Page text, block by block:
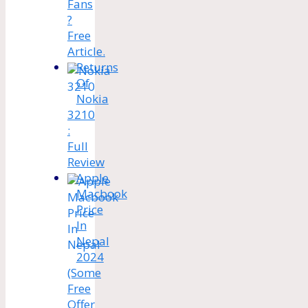
Fans
?
Free
Article.
Returns
Of
Nokia
3210
:
Full
Review
Apple
Macbook
Price
In
Nepal
2024
(Some
Free
Offer